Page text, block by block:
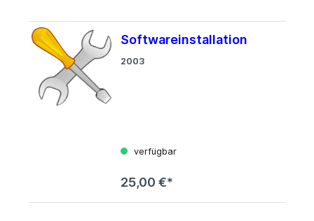
Softwareinstallation
2003
verfügbar
25,00 €*